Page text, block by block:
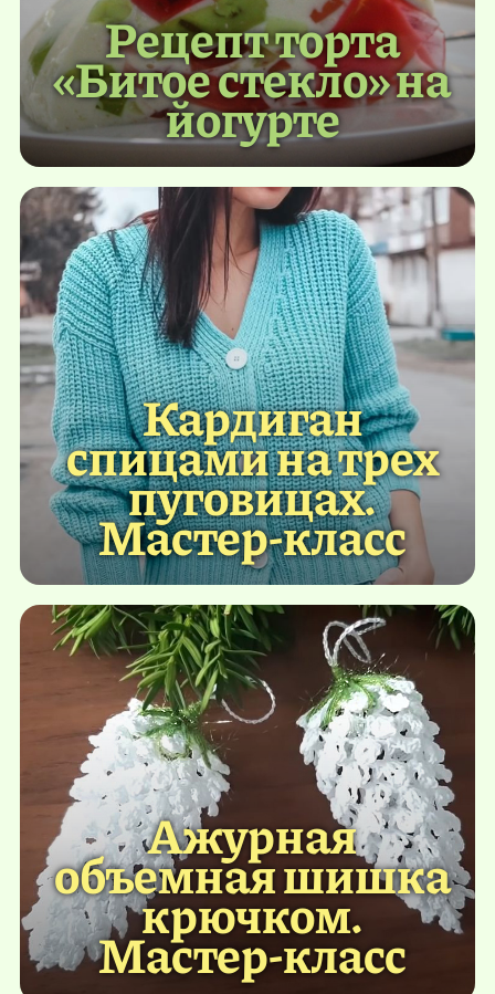
Рецепт торта
«Битое стекло» на
йогурте
Кардиган
спицами на трех
пуговицах.
Мастер-класс
Ажурная
объемная шишка
крючком.
Мастер-класс